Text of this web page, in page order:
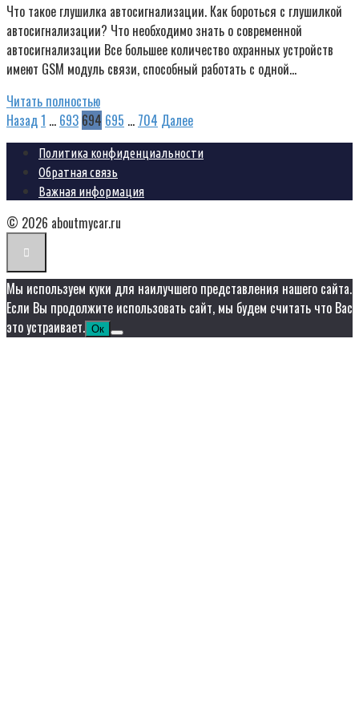
Что такое глушилка автосигнализации. Как бороться с глушилкой
автосигнализации? Что необходимо знать о современной
автосигнализации Все большее количество охранных устройств
имеют GSM модуль связи, способный работать с одной…
Читать полностью
Пагинация
записей
Назад1 … 693 694 695 … 704 Далее
Политика конфиденциальности
Обратная связь
Важная информация
© 2026 aboutmycar.ru
Мы используем куки для наилучшего представления нашего сайта.
Если Вы продолжите использовать сайт, мы будем считать что Вас
это устраивает. Ок